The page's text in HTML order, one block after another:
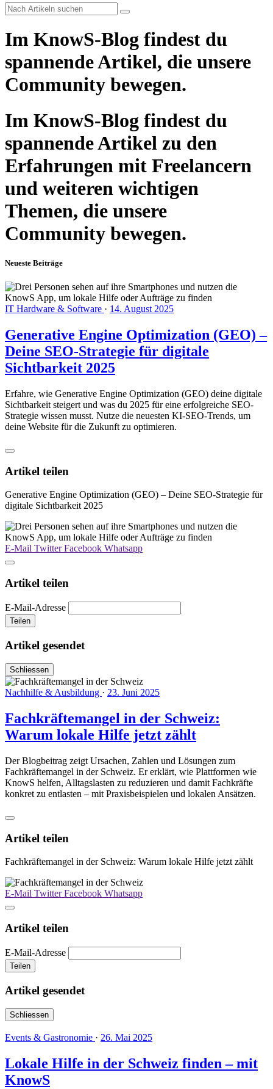
Im KnowS-Blog findest du
spannende Artikel, die unsere
Community bewegen.
Im KnowS-Blog findest du
spannende Artikel zu den
Erfahrungen mit Freelancern
und weiteren wichtigen
Themen, die unsere
Community bewegen.
Neueste Beiträge
IT Hardware & Software · 14. August 2025
Generative Engine Optimization (GEO) –
Deine SEO-Strategie für digitale
Sichtbarkeit 2025
Erfahre, wie Generative Engine Optimization (GEO) deine digitale
Sichtbarkeit steigert und was du 2025 für eine erfolgreiche SEO-
Strategie wissen musst. Nutze die neuesten KI-SEO-Trends, um
deine Website für die Zukunft zu optimieren.
Artikel teilen
Generative Engine Optimization (GEO) – Deine SEO-Strategie für
digitale Sichtbarkeit 2025
E-Mail TwitterFacebook Whatsapp
Artikel teilen
E-Mail-Adresse
Teilen
Artikel gesendet
Schliessen
Nachhilfe & Ausbildung · 23. Juni 2025
Fachkräftemangel in der Schweiz:
Warum lokale Hilfe jetzt zählt
Der Blogbeitrag zeigt Ursachen, Zahlen und Lösungen zum
Fachkräftemangel in der Schweiz. Er erklärt, wie Plattformen wie
KnowS helfen, Alltagslasten zu reduzieren und damit Fachkräfte
konkret zu entlasten – mit Praxisbeispielen und lokalen Ansätzen.
Artikel teilen
Fachkräftemangel in der Schweiz: Warum lokale Hilfe jetzt zählt
E-Mail TwitterFacebook Whatsapp
Artikel teilen
E-Mail-Adresse
Teilen
Artikel gesendet
Schliessen
Events & Gastronomie · 26. Mai 2025
Lokale Hilfe in der Schweiz finden – mit
KnowS